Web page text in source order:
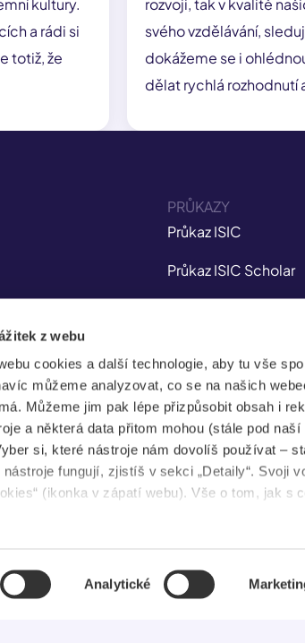
z webu
cookies a další technologie, aby tu vše
můžeme analyzovat, co se na našich
Můžeme jim pak lépe přizpůsobit obsah i
a některá data přitom mohou (stále pod naší
si, které nástroje nám dovolíš používat –
fungují, zjistíš v sekci „Detaily“. Svoji
(ikonka v zápatí webu). Vše o tom, jak s
Analytické
a rádi si
totiž, že
svého vzdělávání,
dokážeme se i
dělat rychlá rozhodnutí
PRŮKAZY
Průkaz ISIC
Průkaz ISIC Scholar
Průkaz AliveID